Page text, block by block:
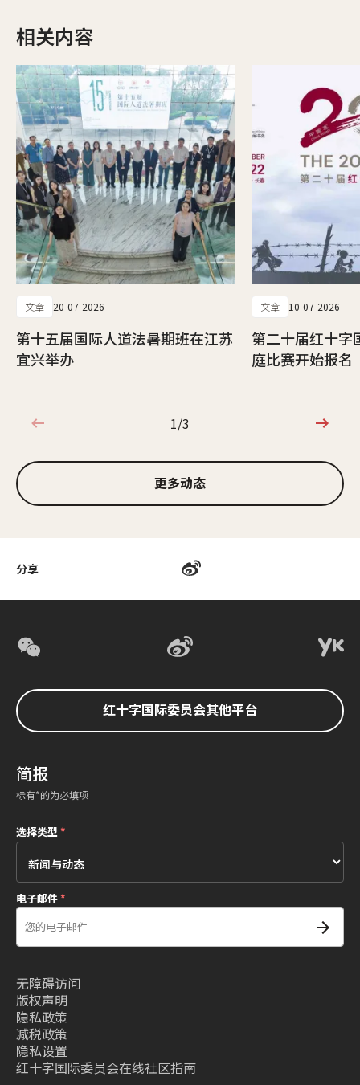
分享
相关内容
文章 20-07-2026
第十五届国际人道法暑期班在江苏
宜兴举办
文章 10-07-2026
第二十届红十字
庭比赛开始报名
1/3
1/3
更多动态
红十字国际委员会其他平台
简报
标有*的为必填项
选择类型 *
电子邮件*
无障碍访问
版权声明
隐私政策
减税政策
隐私设置
红十字国际委员会在线社区指南